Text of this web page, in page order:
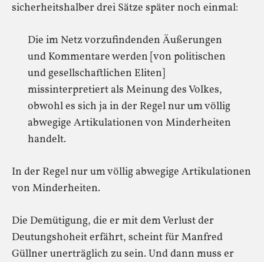
sicherheitshalber drei Sätze später noch einmal:
Die im Netz vorzufindenden Äußerungen
und Kommentare werden [von politischen
und gesellschaftlichen Eliten]
missinterpretiert als Meinung des Volkes,
obwohl es sich ja in der Regel nur um völlig
abwegige Artikulationen von Minderheiten
handelt.
In der Regel nur um völlig abwegige Artikulationen
von Minderheiten.
Die Demütigung, die er mit dem Verlust der
Deutungshoheit erfährt, scheint für Manfred
Güllner unerträglich zu sein. Und dann muss er